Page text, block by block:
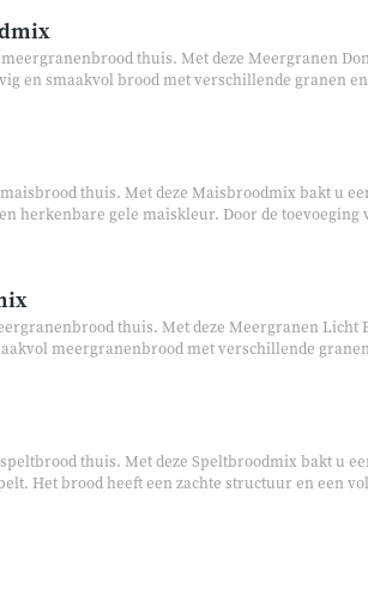
thuis. Met deze Meergranen
en smaakvol brood met verschillende granen
en is samengesteld zonder onnodige
brood. Geschikt voor zowel de
thuis. Met deze Maisbroodmix bakt u
herkenbare gele maiskleur. Door de toevoeging
een volle smaak en een heerlijke bite. Perfect
voor zowel de broodbakmachine als handmatig
thuis. Met deze Meergranen Licht
meergranenbrood met verschillende
en is samengesteld voor een puur en
de broodbakmachine als handmatig bakken.
thuis. Met deze Speltbroodmix bakt u
Het brood heeft een zachte structuur en een
gebruik bij ontbijt, lunch of brunch. Geschikt
bakken.